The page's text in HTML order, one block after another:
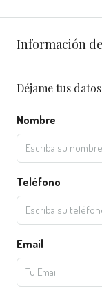
Información
Déjame tus
Nombre
Teléfono
Email